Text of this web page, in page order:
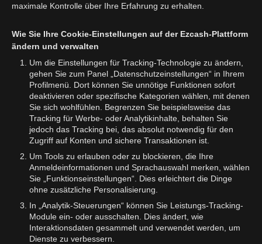
maximale Kontrolle über Ihre Erfahrung zu erhalten.
Wie Sie Ihre Cookie-Einstellungen auf der Ezcash-Plattform
ändern und verwalten
Um die Einstellungen für Tracking-Technologie zu ändern,
gehen Sie zum Panel „Datenschutzeinstellungen“ in Ihrem
Profilmenü. Dort können Sie unnötige Funktionen sofort
deaktivieren oder spezifische Kategorien wählen, mit denen
Sie sich wohlfühlen. Begrenzen Sie beispielsweise das
Tracking für Werbe- oder Analytikinhalte, behalten Sie
jedoch das Tracking bei, das absolut notwendig für den
Zugriff auf Konten und sichere Transaktionen ist.
Um Tools zu erlauben oder zu blockieren, die Ihre
Anmeldeinformationen und Sprachauswahl merken, wählen
Sie „Funktionseinstellungen“. Dies erleichtert die Dinge
ohne zusätzliche Personalisierung.
In „Analytik-Steuerungen“ können Sie Leistungs-Tracking-
Module ein- oder ausschalten. Dies ändert, wie
Interaktionsdaten gesammelt und verwendet werden, um
Dienste zu verbessern.